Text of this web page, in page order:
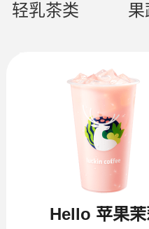
轻乳茶类 果
Hello 苹果